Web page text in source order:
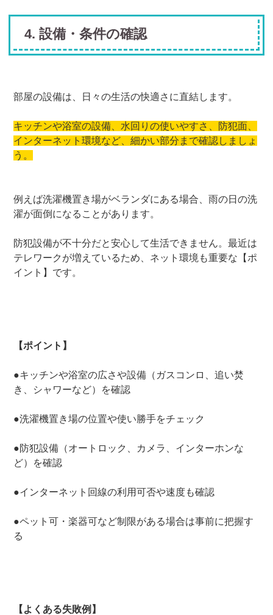
4. 設備・条件の確認
部屋の設備は、日々の生活の快適さに直結します。
キッチンや浴室の設備、水回りの使いやすさ、防犯面、
インターネット環境など、細かい部分まで確認しましょ
う。
例えば洗濯機置き場がベランダにある場合、雨の日の洗
濯が面倒になることがあります。
防犯設備が不十分だと安心して生活できません。最近は
テレワークが増えているため、ネット環境も重要な【ポ
イント】です。
【ポイント】
●キッチンや浴室の広さや設備（ガスコンロ、追い焚
き、シャワーなど）を確認
●洗濯機置き場の位置や使い勝手をチェック
●防犯設備（オートロック、カメラ、インターホンな
ど）を確認
●インターネット回線の利用可否や速度も確認
●ペット可・楽器可など制限がある場合は事前に把握す
る
【よくある失敗例】